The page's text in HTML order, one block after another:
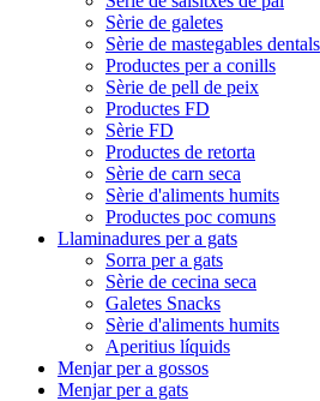
Sèrie de galetes
Sèrie de mastegables dentals
Productes per a conills
Sèrie de pell de peix
Productes FD
Sèrie FD
Productes de retorta
Sèrie de carn seca
Sèrie d'aliments humits
Productes poc comuns
Llaminadures per a gats
Sorra per a gats
Sèrie de cecina seca
Galetes Snacks
Sèrie d'aliments humits
Aperitius líquids
Menjar per a gossos
Menjar per a gats